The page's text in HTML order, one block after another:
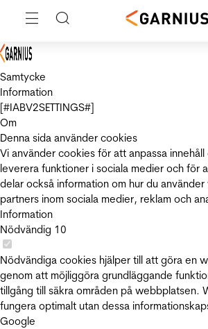
Samtycke
Information
[#IABV2SETTINGS#]
Om
Denna sida använder cookies
Vi använder cookies för att anpassa
leverera funktioner i sociala medier och för
delar också information om hur du
partners inom sociala medier, reklam och
Information
Nödvändig 10
Nödvändiga cookies hjälper till att göra en
genom att möjliggöra grundläggande
tillgång till säkra områden på webbplatsen.
fungera optimalt utan dessa
Google